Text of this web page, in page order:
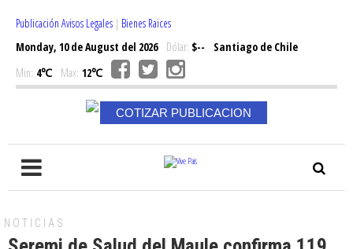
Publicación Avisos Legales | Bienes Raices
Monday, 10 de August del 2026Dólar: $--
Santiago de Chile
Min: 4℃ Max: 12℃
COTIZAR PUBLICACION
NOTICIAS